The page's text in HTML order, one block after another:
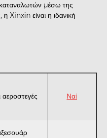
μέσω της
Xinxin είναι η ιδανική
αεροστεγές Ναί